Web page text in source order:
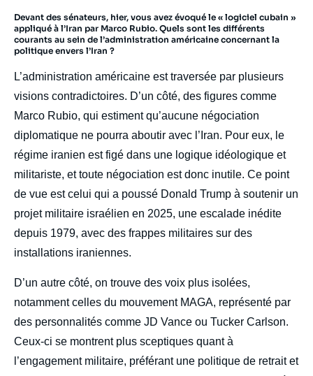
Devant des sénateurs, hier, vous avez évoqué le « logiciel cubain »
appliqué à l’Iran par Marco Rubio. Quels sont les différents
courants au sein de l’administration américaine concernant la
politique envers l’Iran ?
L’administration américaine est traversée par plusieurs
visions contradictoires. D’un côté, des figures comme
Marco Rubio, qui estiment qu’aucune négociation
diplomatique ne pourra aboutir avec l’Iran. Pour eux, le
régime iranien est figé dans une logique idéologique et
militariste, et toute négociation est donc inutile. Ce point
de vue est celui qui a poussé Donald Trump à soutenir un
projet militaire israélien en 2025, une escalade inédite
depuis 1979, avec des frappes militaires sur des
installations iraniennes.
D’un autre côté, on trouve des voix plus isolées,
notamment celles du mouvement MAGA, représenté par
des personnalités comme JD Vance ou Tucker Carlson.
Ceux-ci se montrent plus sceptiques quant à
l’engagement militaire, préférant une politique de retrait et